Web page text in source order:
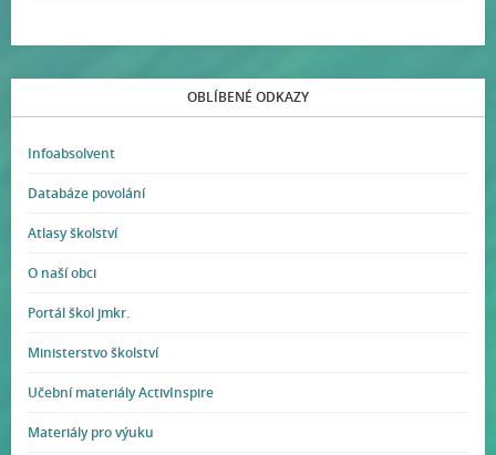
OBLÍBENÉ ODKAZY
Infoabsolvent
Databáze povolání
Atlasy školství
O naší obci
Portál škol jmkr.
Ministerstvo školství
Učební materiály ActivInspire
Materiály pro výuku